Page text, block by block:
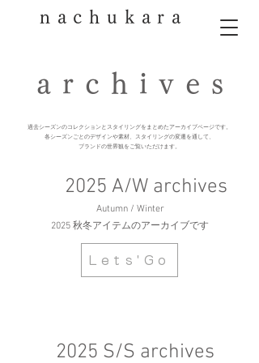
nachukara
​archives
過去シーズンのコレクションとスタイリングをまとめたアーカイブページです。
各シーズンごとのデザインや素材、スタイリングの変遷を通して、
ブランドの世界観をご覧いただけます。
​Autumn / Winter
2025 秋冬アイテムのアーカイブです
Lets'Go
2025 A/W archives
2025 S/S archives